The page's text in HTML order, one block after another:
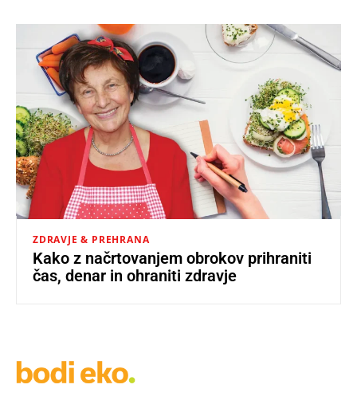
ZDRAVJE & PREHRANA
Kako z načrtovanjem obrokov prihraniti
čas, denar in ohraniti zdravje